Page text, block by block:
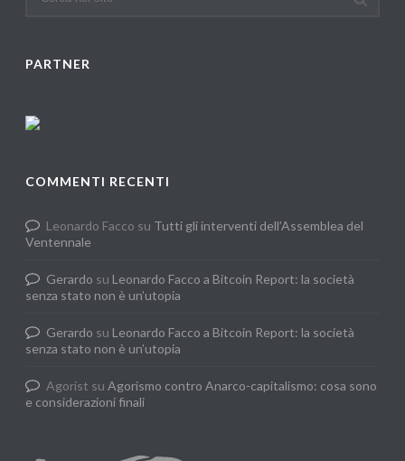
PARTNER
COMMENTI RECENTI
Leonardo Facco su Tutti gli interventi dell’Assemblea del
Ventennale
Gerardo su Leonardo Facco a Bitcoin Report: la società
senza stato non è un’utopia
Gerardo su Leonardo Facco a Bitcoin Report: la società
senza stato non è un’utopia
Agorist suAgorismo contro Anarco-capitalismo: cosa sono
e considerazioni finali